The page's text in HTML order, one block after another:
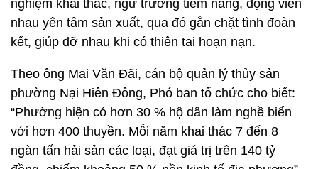
nghiệm khai thác, ngư trường tiềm năng, động viên
nhau yên tâm sản xuất, qua đó gắn chặt tình đoàn
kết, giúp đỡ nhau khi có thiên tai hoạn nạn.
Theo ông Mai Văn Đãi, cán bộ quản lý thủy sản
phường Nại Hiên Đông, Phó ban tổ chức cho biết:
“Phường hiện có hơn 30 % hộ dân làm nghề biển
với hơn 400 thuyền. Mỗi năm khai thác 7 đến 8
ngàn tấn hải sản các loại, đạt giá trị trên 140 tỷ